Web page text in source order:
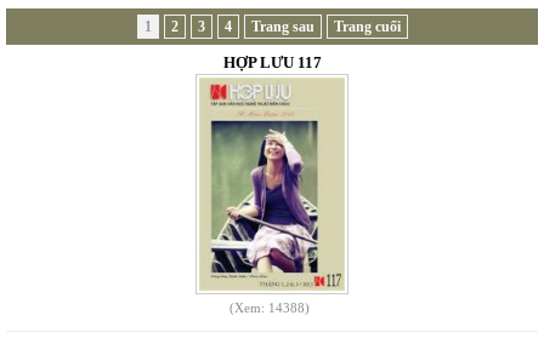
1 2 3 4 Trang sau Trang cuối
HỢP LƯU 117
(Xem: 14388)